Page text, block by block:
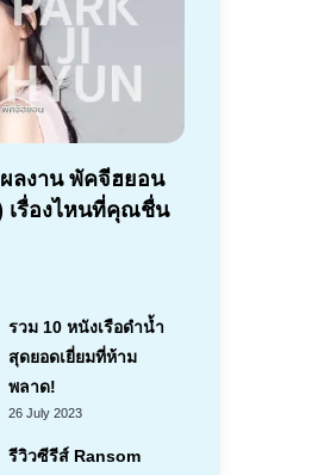
ลงาน พัคจีฮยอน
เรื่องไหนที่คุณชื่น
รวม 10 หนังเรือดำน้ำ
สุดยอดเยี่ยมที่ห้าม
พลาด!
26 July 2023
รีวิวซีรีส์ Ransom